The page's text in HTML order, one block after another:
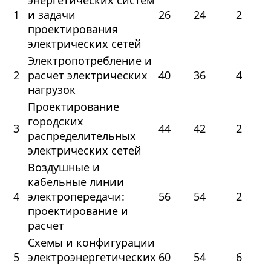
1
и задачи
проектирования
электрических сетей
26 24 2
2
Электропотребление и
расчет электрических
нагрузок
40 36 4
3
Проектирование
городских
распределительных
электрических сетей
44 42 2
4
Воздушные и
кабельные линии
электропередачи:
проектирование и
расчет
56 54 2
5
Схемы и конфигурации
электроэнергетических 60 54 6